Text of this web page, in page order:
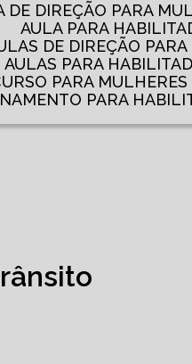
DE DIREÇÃO PARA
AULA PARA
DE DIREÇÃO
AULAS PARA
CURSO PARA
PARA